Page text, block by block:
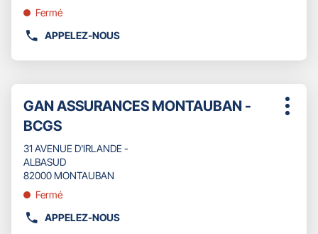
plus
amples
informations
Fermé
APPELEZ-NOUS
AFFICHER
DE
TÉLÉPHONE
DU
POINT
DE
VENTE
GAN
ASSURANCES
NIMES
ESPLANADE
sur
touche
ENTRÉE
pour
obtenir
plus
amples
informations
Point
de
vente
:
GAN ASSURANCES MONTAUBAN -
BCGS
31 AVENUE D'IRLANDE -
ALBASUD
82000 MONTAUBAN
Fermé
APPELEZ-NOUS
AFFICHER
Plus